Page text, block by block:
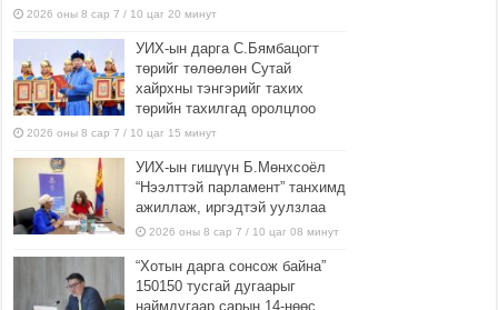
2026 оны 8 сар 7 / 10 цаг 20 минут
УИХ-ын дарга С.Бямбацогт
төрийг төлөөлөн Сутай
хайрхны тэнгэрийг тахих
төрийн тахилгад оролцлоо
2026 оны 8 сар 7 / 10 цаг 15 минут
УИХ-ын гишүүн Б.Мөнхсоёл
“Нээлттэй парламент” танхимд
ажиллаж, иргэдтэй уулзлаа
2026 оны 8 сар 7 / 10 цаг 08 минут
“Хотын дарга сонсож байна”
150150 тусгай дугаарыг
наймдугаар сарын 14-нөөс